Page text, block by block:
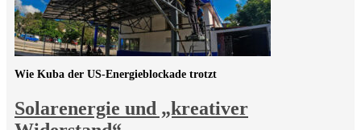
Solarenergie und „kreativer
Wie Kuba der US-Energieblockade trotzt